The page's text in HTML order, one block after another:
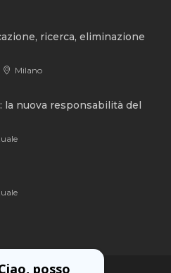
ricerca, eliminazione
Milano
la nuova responsabilità del
posso